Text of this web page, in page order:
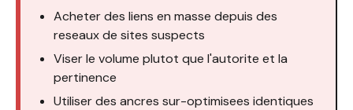
Acheter des liens en masse depuis des
reseaux de sites suspects
Viser le volume plutot que l'autorite et la
pertinence
Utiliser des ancres sur-optimisees identiques